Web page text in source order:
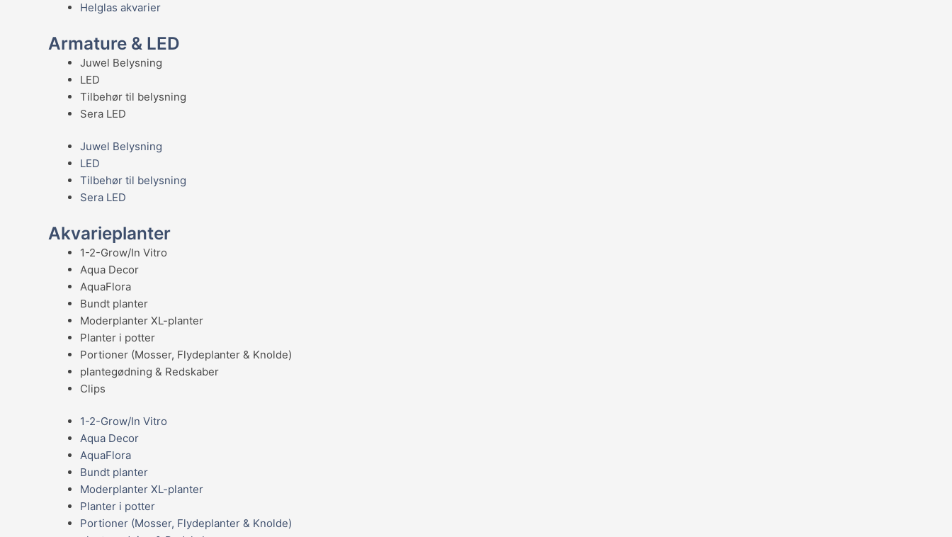
Helglas akvarier
Armature & LED
Juwel Belysning
LED
Tilbehør til belysning
Sera LED
Juwel Belysning
LED
Tilbehør til belysning
Sera LED
Akvarieplanter
1-2-Grow/In Vitro
Aqua Decor
AquaFlora
Bundt planter
Moderplanter XL-planter
Planter i potter
Portioner (Mosser, Flydeplanter & Knolde)
plantegødning & Redskaber
Clips
1-2-Grow/In Vitro
Aqua Decor
AquaFlora
Bundt planter
Moderplanter XL-planter
Planter i potter
Portioner (Mosser, Flydeplanter & Knolde)